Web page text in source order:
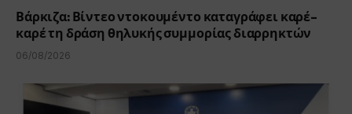
Βάρκιζα: Βίντεο ντοκουμέντο καταγράφει καρέ-
καρέ τη δράση θηλυκής συμμορίας διαρρηκτών
06/08/2026